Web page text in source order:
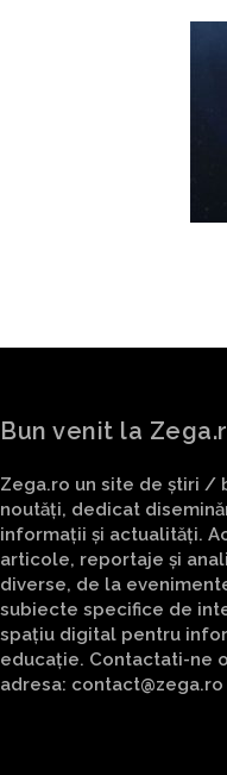
Bun venit la
Zega.ro un site de știri /
noutăți, dedicat
informații și actualități.
articole, reportaje și
diverse, de la
subiecte specifice de
spațiu digital pentru
educație. Contactati-ne
adresa: contact@zega.ro